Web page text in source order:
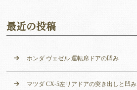
最近の投稿
ホンダ ヴェゼル 運転席ドアの凹み
マツダ CX-5左リアドアの突き出しと凹み